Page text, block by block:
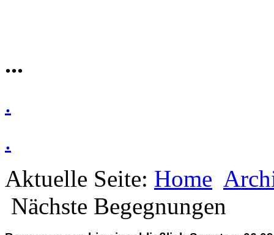
...
.
.
Aktuelle Seite: Home
Nächste Begegnungen